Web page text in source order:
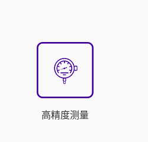
高精度测量